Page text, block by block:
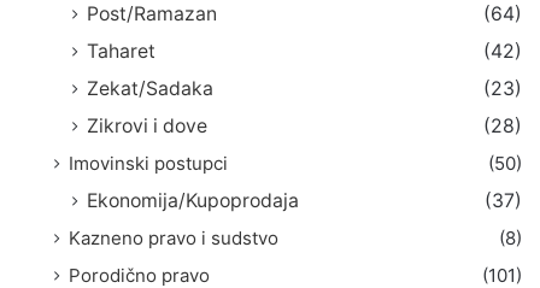
Post/Ramazan
(64)
Taharet
(42)
Zekat/Sadaka
(23)
Zikrovi i dove
(28)
Imovinski postupci
(50)
Ekonomija/Kupoprodaja
(37)
Kazneno pravo i sudstvo
(8)
Porodično pravo
(101)